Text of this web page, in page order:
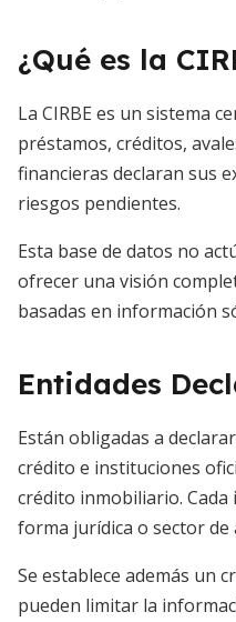
¿Qué es la
La CIRBE es un sistema
préstamos, créditos,
financieras declaran sus
riesgos pendientes.
Esta base de datos no
ofrecer una visión
basadas en información
Entidades
Están obligadas a
crédito e instituciones
crédito inmobiliario.
forma jurídica o sector de
Se establece además un
pueden limitar la